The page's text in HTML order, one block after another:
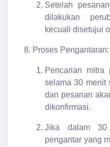
Setelah
dilakukan
kecuali disetujui
Proses Pengantaran:
Pencarian mitra
selama 30 menit
dan pesanan
dikonfirmasi.
Jika dalam
pengantar yang